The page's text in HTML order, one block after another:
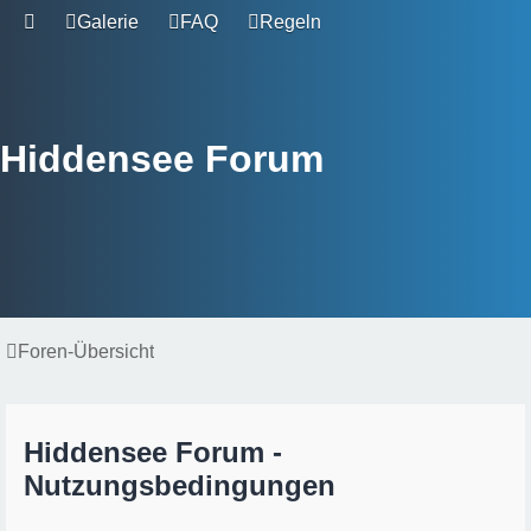
Galerie FAQ Regeln
Hiddensee Forum
Foren-Übersicht
Hiddensee Forum -
Nutzungsbedingungen